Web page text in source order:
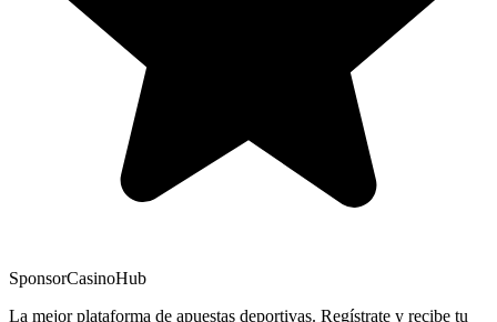
SponsorCasinoHub
La mejor plataforma de apuestas deportivas. Regístrate y recibe tu